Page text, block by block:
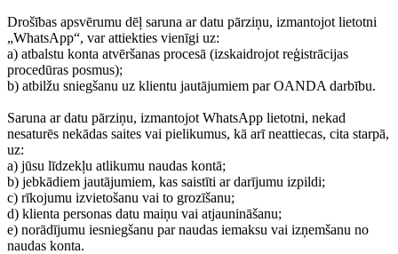
Drošības apsvērumu dēļ saruna ar datu pārziņu, izmantojot lietotni
„WhatsApp“, var attiekties vienīgi uz:
a) atbalstu konta atvēršanas procesā (izskaidrojot reģistrācijas
procedūras posmus);
b) atbilžu sniegšanu uz klientu jautājumiem par OANDA darbību.
Saruna ar datu pārziņu, izmantojot WhatsApp lietotni, nekad
nesaturēs nekādas saites vai pielikumus, kā arī neattiecas, cita starpā,
uz:
a) jūsu līdzekļu atlikumu naudas kontā;
b) jebkādiem jautājumiem, kas saistīti ar darījumu izpildi;
c) rīkojumu izvietošanu vai to grozīšanu;
d) klienta personas datu maiņu vai atjaunināšanu;
e) norādījumu iesniegšanu par naudas iemaksu vai izņemšanu no
naudas konta.